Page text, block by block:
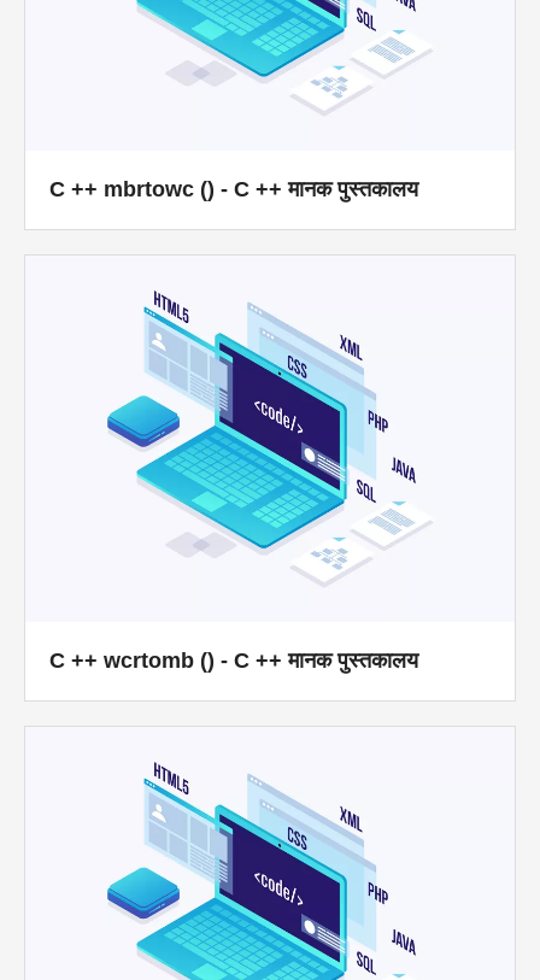
C ++ mbrtowc () - C ++ मानक पुस्तकालय
C ++ wcrtomb () - C ++ मानक पुस्तकालय